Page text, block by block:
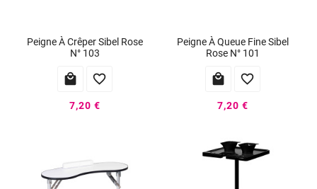
Peigne À Crêper Sibel Rose
N° 103
 
7,20 €
Peigne À Queue Fine Sibel
Rose N° 101
 
7,20 €